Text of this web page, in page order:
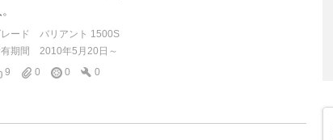
ード
バリアント 1500S
期間
2010年5月20日～
9
0 0 0